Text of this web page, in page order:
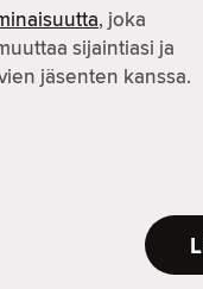
, joka
sijaintiasi ja
jäsenten kanssa.